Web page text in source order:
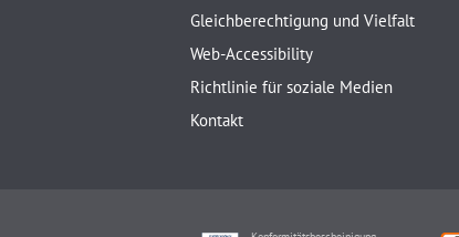
Gleichberechtigung und Vielfalt
Web-Accessibility
Richtlinie für soziale Medien
Kontakt